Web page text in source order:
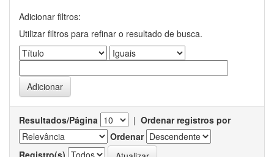
Adicionar filtros:
Utilizar filtros para refinar o resultado de busca.
Resultados/Página | Ordenar registros por
Ordenar
Registro(s)